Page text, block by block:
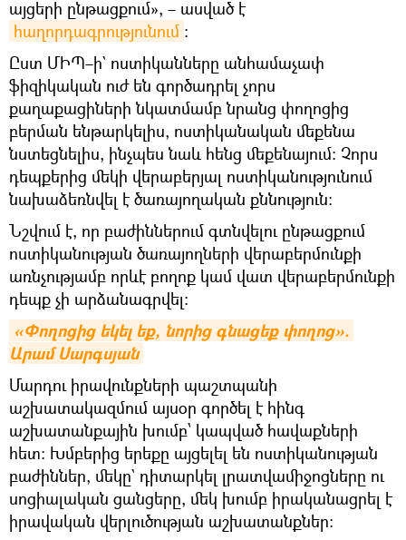
այցերի ընթացքում», – ասված է
հաղորդագրությունում ։
Ըստ ՄԻՊ–ի` ոստիկանները անհամաչափ
ֆիզիկական ուժ են գործադրել չորս
քաղաքացիների նկատմամբ նրանց փողոցից
բերման ենթարկելիս, ոստիկանական մեքենա
նստեցնելիս, ինչպես նաև հենց մեքենայում։ Չորս
դեպքերից մեկի վերաբերյալ ոստիկանությունում
նախաձեռնվել է ծառայողական քննություն:
Նշվում է, որ բաժիններում գտնվելու ընթացքում
ոստիկանության ծառայողների վերաբերմունքի
առնչությամբ որևէ բողոք կամ վատ վերաբերմունքի
դեպք չի արձանագրվել:
«Փողոցից եկել եք, նորից գնացեք փողոց».
Արամ Սարգսյան
Մարդու իրավունքների պաշտպանի
աշխատակազմում այսօր գործել է հինգ
աշխատանքային խումբ՝ կապված հավաքների
հետ։ Խմբերից երեքը այցելել են ոստիկանության
բաժիններ, մեկը` դիտարկել լրատվամիջոցները ու
սոցիալական ցանցերը, մեկ խումբ իրականացրել է
իրավական վերլուծության աշխատանքներ։